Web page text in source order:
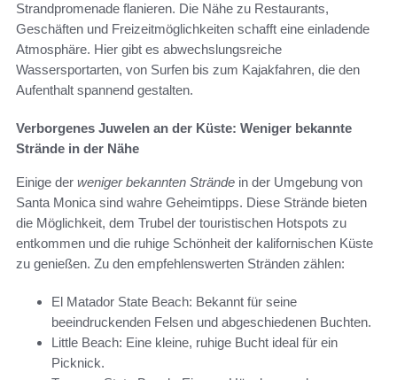
Strandpromenade flanieren. Die Nähe zu Restaurants,
Geschäften und Freizeitmöglichkeiten schafft eine einladende
Atmosphäre. Hier gibt es abwechslungsreiche
Wassersportarten, von Surfen bis zum Kajakfahren, die den
Aufenthalt spannend gestalten.
Verborgenes Juwelen an der Küste: Weniger bekannte
Strände in der Nähe
Einige der weniger bekannten Strände in der Umgebung von
Santa Monica sind wahre Geheimtipps. Diese Strände bieten
die Möglichkeit, dem Trubel der touristischen Hotspots zu
entkommen und die ruhige Schönheit der kalifornischen Küste
zu genießen. Zu den empfehlenswerten Stränden zählen:
El Matador State Beach: Bekannt für seine
beeindruckenden Felsen und abgeschiedenen Buchten.
Little Beach: Eine kleine, ruhige Bucht ideal für ein
Picknick.